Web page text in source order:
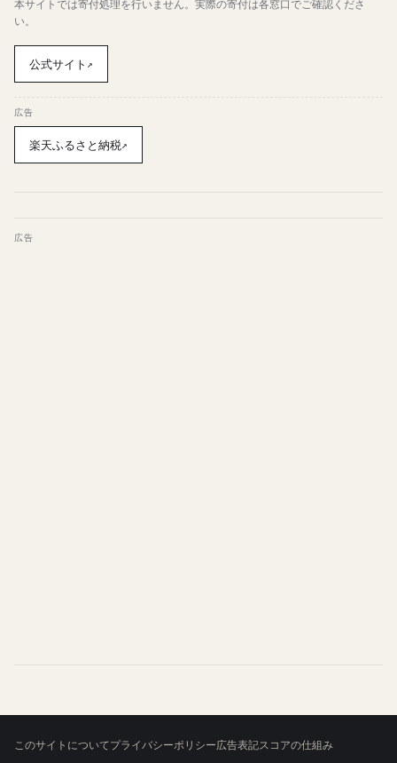
本サイトでは寄付処理を行いません。実際の寄付は各窓口でご確認くださ
い。
公式サイト ↗
広告
楽天ふるさと納税↗
広告
このサイトについてプライバシーポリシー広告表記スコアの仕組み